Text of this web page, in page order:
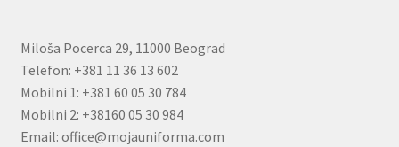
Miloša Pocerca 29, 11000 Beograd
Telefon: +381 11 36 13 602
Mobilni 1: +381 60 05 30 784
Mobilni 2: +38160 05 30 984
Email: office@mojauniforma.com